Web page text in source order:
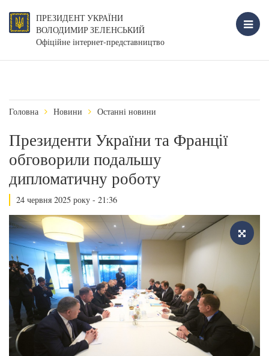
ПРЕЗИДЕНТ УКРАЇНИ
ВОЛОДИМИР ЗЕЛЕНСЬКИЙ
Офіційне інтернет-представництво
Головна Новини Останні новини
Президенти України та Франції
обговорили подальшу
дипломатичну роботу
24 червня 2025 року - 21:36